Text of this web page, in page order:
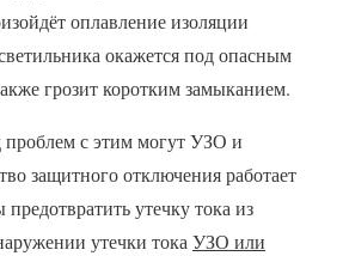
оплавление изоляции
окажется под опасным
грозит коротким замыканием.
проблем с этим могут УЗО и
защитного отключения работает
утечку тока из
утечки тока УЗО или